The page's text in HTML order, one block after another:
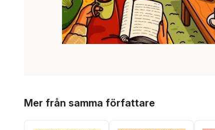
Mer från samma författare